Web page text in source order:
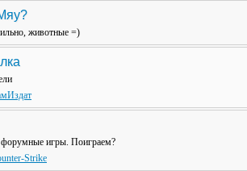
животные =)
игры. Поиграем?
Strike